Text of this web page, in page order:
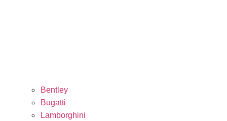
Bentley
Bugatti
Lamborghini